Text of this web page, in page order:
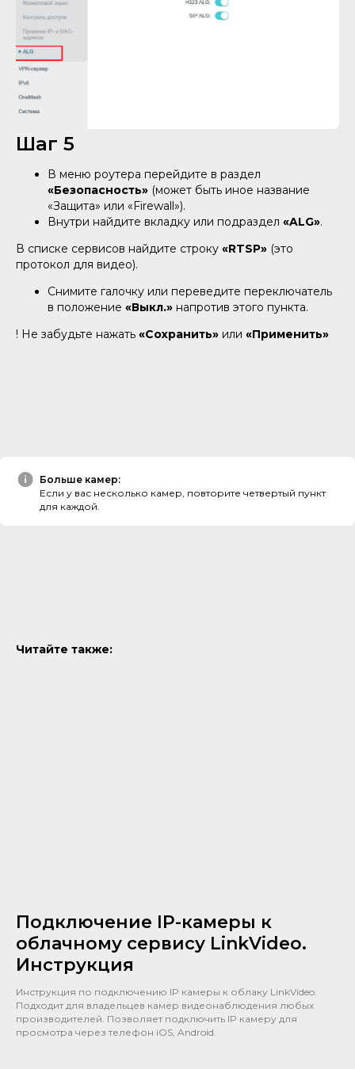
Шаг 5
В меню роутера перейдите в раздел
«Безопасность» (может быть иное название
«Защита» или «Firewall»).
Внутри найдите вкладку или подраздел «ALG».
В списке сервисов найдите строку «RTSP» (это
протокол для видео).
Снимите галочку или переведите переключатель
в положение «Выкл.» напротив этого пункта.
! Не забудьте нажать «Сохранить» или «Применить»
Больше камер:
Если у вас несколько камер, повторите четвертый пункт
для каждой.
Читайте также:
Подключение IP-камеры к
облачному сервису LinkVideo.
Инструкция
Инструкция по подключению IP камеры к облаку LinkVideo.
Подходит для владельцев камер видеонаблюдения любых
производителей. Позволяет подключить IP камеру для
просмотра через телефон iOS, Android.